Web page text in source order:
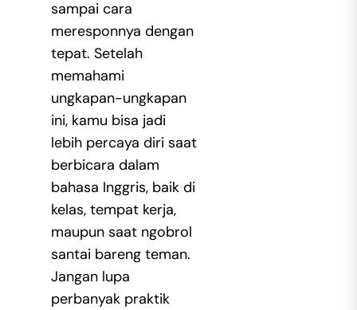
sampai cara
meresponnya dengan
tepat. Setelah
memahami
ungkapan-ungkapan
ini, kamu bisa jadi
lebih percaya diri saat
berbicara dalam
bahasa Inggris, baik di
kelas, tempat kerja,
maupun saat ngobrol
santai bareng teman.
Jangan lupa
perbanyak praktik